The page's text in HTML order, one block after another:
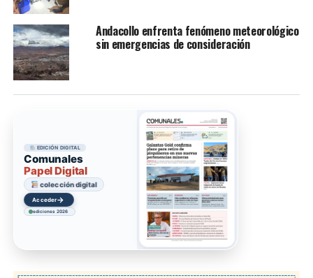
Andacollo enfrenta fenómeno meteorológico
sin emergencias de consideración
EDICIÓN DIGITAL
Comunales
Papel Digital
colección digital
Ir→
ediciones 2026